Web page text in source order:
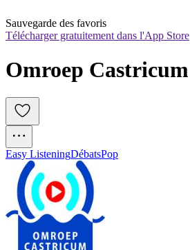
Sauvegarde des favoris
Télécharger gratuitement dans l'App Store
Omroep Castricum
Easy ListeningDébatsPop